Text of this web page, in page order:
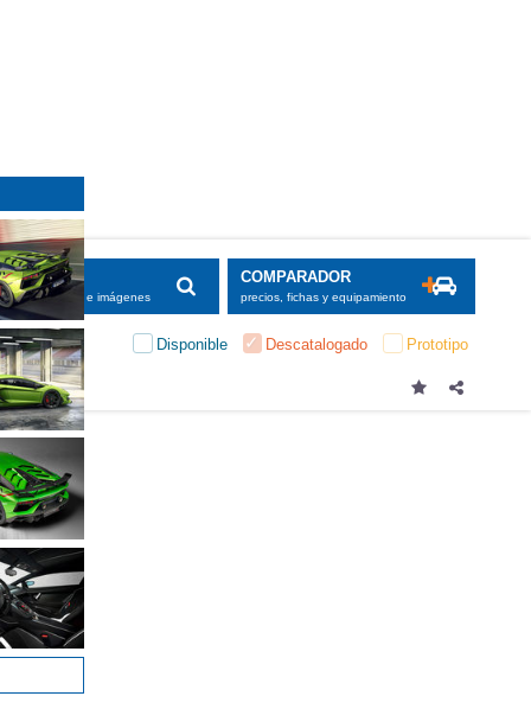
fichas e imágenes
COMPARADOR
precios, fichas y equipamiento
Disponible Descatalogado Prototipo